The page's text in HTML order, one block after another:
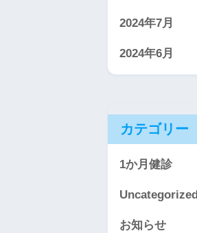
2024年7月
2024年6月
カテゴリー
1か月健診
Uncategorized
お知らせ